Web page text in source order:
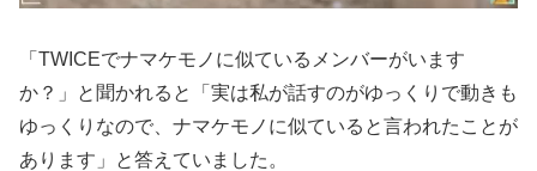
「TWICEでナマケモノに似ているメンバーがいます
か？」と聞かれると「実は私が話すのがゆっくりで動きも
ゆっくりなので、ナマケモノに似ていると言われたことが
あります」と答えていました。